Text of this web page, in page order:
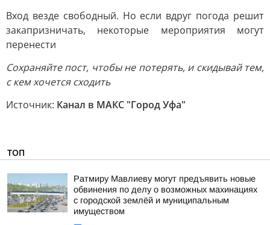
Вход везде свободный. Но если вдруг погода решит
закапризничать, некоторые мероприятия могут
перенести
Сохраняйте пост, чтобы не потерять, и скидывай тем,
с кем хочется сходить
Источник: Канал в МАКС "Город Уфа"
ТОП
Ратмиру Мавлиеву могут предъявить новые
обвинения по делу о возможных махинациях
с городской землёй и муниципальным
имуществом